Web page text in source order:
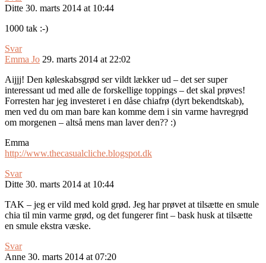
Ditte 30. marts 2014 at 10:44
1000 tak :-)
Svar
Emma Jo 29. marts 2014 at 22:02
Aijjj! Den køleskabsgrød ser vildt lækker ud – det ser super
interessant ud med alle de forskellige toppings – det skal prøves!
Forresten har jeg investeret i en dåse chiafrø (dyrt bekendtskab),
men ved du om man bare kan komme dem i sin varme havregrød
om morgenen – altså mens man laver den?? :)
Emma
http://www.thecasualcliche.blogspot.dk
Svar
Ditte 30. marts 2014 at 10:44
TAK – jeg er vild med kold grød. Jeg har prøvet at tilsætte en smule
chia til min varme grød, og det fungerer fint – bask husk at tilsætte
en smule ekstra væske.
Svar
Anne 30. marts 2014 at 07:20